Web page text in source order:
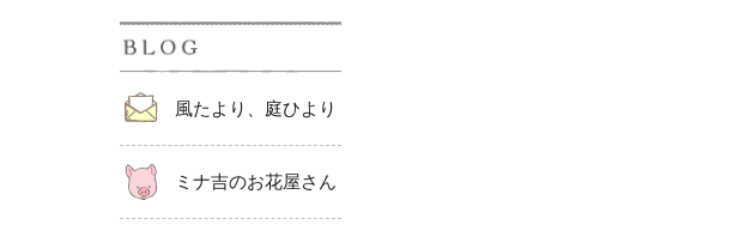
風たより、庭ひより
ミナ吉のお花屋さん